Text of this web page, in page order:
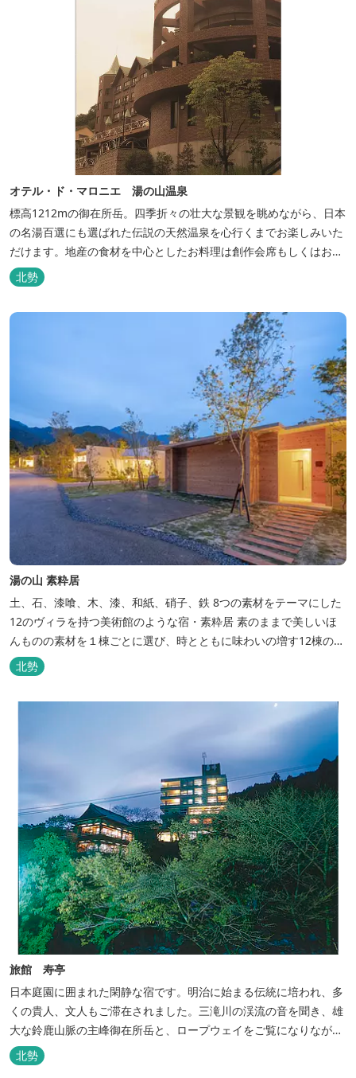
オテル・ド・マロニエ 湯の山温泉
標高1212mの御在所岳。四季折々の壮大な景観を眺めながら、日本
の名湯百選にも選ばれた伝説の天然温泉を心行くまでお楽しみいた
だけます。地産の食材を中心としたお料理は創作会席もしくはお箸
でもお楽しみいただける本格フレンチをお選びいただけ、会席・フ
レンチコースとも同じテーブルにてご賞味いただけます。また館内
北勢
湯の山 素粋居
土、石、漆喰、木、漆、和紙、硝子、鉄 8つの素材をテーマにした
12のヴィラを持つ美術館のような宿・素粋居 素のままで美しいほ
んものの素材を１棟ごとに選び、時とともに味わいの増す12棟のヴ
ィラをつくりました。現代美術・工芸・古美術・アンティークをし
つらえた空間は、 とびきり居心地が良い美術館のよう。次はあのヴ
北勢
旅館 寿亭
日本庭園に囲まれた閑静な宿です。明治に始まる伝統に培われ、多
くの貴人、文人もご滞在されました。三滝川の渓流の音を聞き、雄
大な鈴鹿山脈の主峰御在所岳と、ロープウェイをご覧になりながら
お入りいただく露天風呂は気持ちがいいです。 また、庭園にある昭
和初期の離れの客間を改装した貸切風呂（６タイプ）はレトロクラ
北勢